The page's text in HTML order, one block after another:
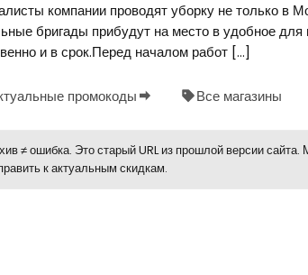
компании проводят уборку не только в
бригады прибудут на место в удобное
и в срок.Перед началом работ […]
промокоды Все магазины
≠ ошибка. Это старый URL из прошлой версии
к актуальным скидкам.